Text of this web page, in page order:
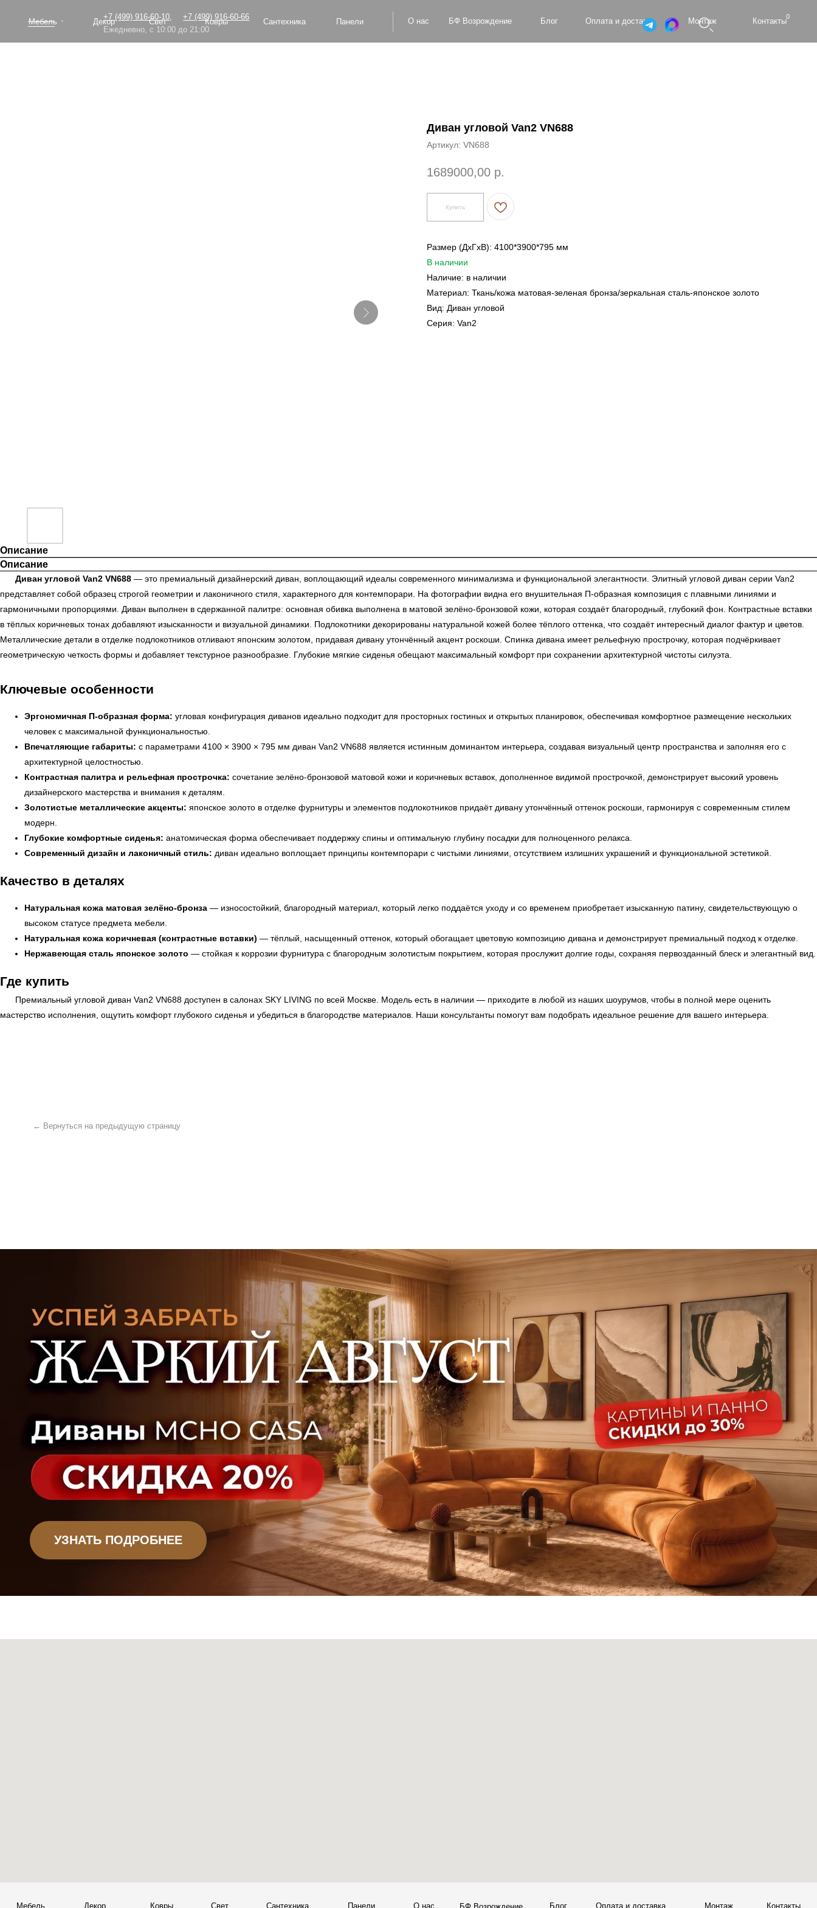
+7 (499) 916-60-66
+7 (499) 916-60-10,
Ежедневно, с 10:00 до 21:00
Панели
Сантехника
Свет
Декор Контакты
Монтаж
Оплата и доставка
БФ Возрождение Блог
Мебель Ковры
Диван угловой Van2 VN688
Артикул: VN688
1689000,00 р.
Купить
Размер (ДxГxВ): 4100*3900*795 мм
В наличии
Наличие: в наличии
Материал: Ткань/кожа матовая-зеленая бронза/зеркальная сталь-японское золото
Вид: Диван угловой
Серия: Van2
Описание
Описание
Диван угловой Van2 VN688 — это премиальный дизайнерский диван, воплощающий идеалы современного минимализма и функциональной элегантности. Элитный угловой диван серии Van2
представляет собой образец строгой геометрии и лаконичного стиля, характерного для контемпорари. На фотографии видна его внушительная П-образная композиция с плавными линиями и
гармоничными пропорциями. Диван выполнен в сдержанной палитре: основная обивка выполнена в матовой зелёно-бронзовой кожи, которая создаёт благородный, глубокий фон. Контрастные вставки
в тёплых коричневых тонах добавляют изысканности и визуальной динамики. Подлокотники декорированы натуральной кожей более тёплого оттенка, что создаёт интересный диалог фактур и цветов.
Металлические детали в отделке подлокотников отливают японским золотом, придавая дивану утончённый акцент роскоши. Спинка дивана имеет рельефную прострочку, которая подчёркивает
геометрическую четкость формы и добавляет текстурное разнообразие. Глубокие мягкие сиденья обещают максимальный комфорт при сохранении архитектурной чистоты силуэта.
Ключевые особенности
Эргономичная П-образная форма: угловая конфигурация диванов идеально подходит для просторных гостиных и открытых планировок, обеспечивая комфортное размещение нескольких
человек с максимальной функциональностью.
Впечатляющие габариты: с параметрами 4100 × 3900 × 795 мм диван Van2 VN688 является истинным доминантом интерьера, создавая визуальный центр пространства и заполняя его с
архитектурной целостностью.
Контрастная палитра и рельефная прострочка: сочетание зелёно-бронзовой матовой кожи и коричневых вставок, дополненное видимой прострочкой, демонстрирует высокий уровень
дизайнерского мастерства и внимания к деталям.
Золотистые металлические акценты: японское золото в отделке фурнитуры и элементов подлокотников придаёт дивану утончённый оттенок роскоши, гармонируя с современным стилем
модерн.
Глубокие комфортные сиденья: анатомическая форма обеспечивает поддержку спины и оптимальную глубину посадки для полноценного релакса.
Современный дизайн и лаконичный стиль: диван идеально воплощает принципы контемпорари с чистыми линиями, отсутствием излишних украшений и функциональной эстетикой.
Качество в деталях
Натуральная кожа матовая зелёно-бронза — износостойкий, благородный материал, который легко поддаётся уходу и со временем приобретает изысканную патину, свидетельствующую о
высоком статусе предмета мебели.
Натуральная кожа коричневая (контрастные вставки) — тёплый, насыщенный оттенок, который обогащает цветовую композицию дивана и демонстрирует премиальный подход к отделке.
Нержавеющая сталь японское золото — стойкая к коррозии фурнитура с благородным золотистым покрытием, которая прослужит долгие годы, сохраняя первозданный блеск и элегантный вид.
Где купить
Премиальный угловой диван Van2 VN688 доступен в салонах SKY LIVING по всей Москве. Модель есть в наличии — приходите в любой из наших шоурумов, чтобы в полной мере оценить
мастерство исполнения, ощутить комфорт глубокого сиденья и убедиться в благородстве материалов. Наши консультанты помогут вам подобрать идеальное решение для вашего интерьера.
← Вернуться на предыдущую страницу
УЗНАТЬ ПОДРОБНЕЕ
Офисная мебель Садовая мебель